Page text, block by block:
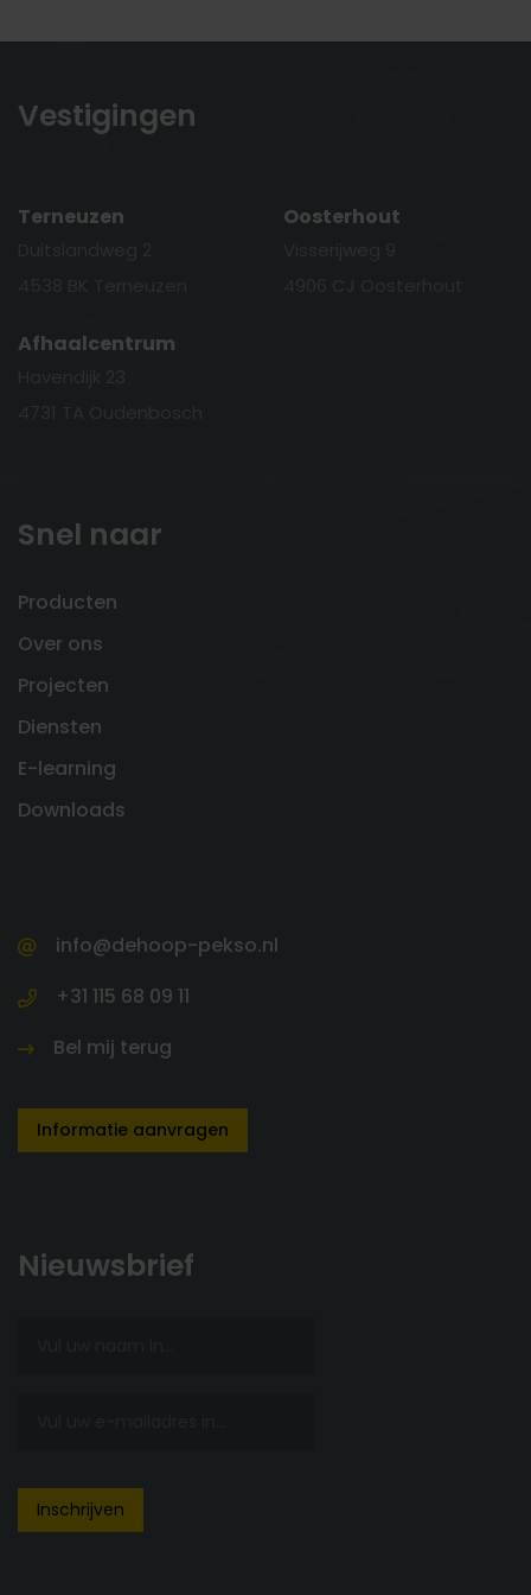
Vestigingen
Terneuzen Oosterhout
Afhaalcentrum
Snel naar
Producten
Over ons
Projecten
Diensten
E-learning
Downloads
info@dehoop-pekso.nl
+31 115 68 09 11
Bel mij terug
Informatie aanvragen
Nieuwsbrief